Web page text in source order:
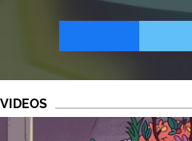
VIDEOS